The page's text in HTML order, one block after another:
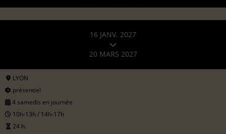
16 JANV. 2027
20 MARS 2027
LYON
présentiel
4 samedis en journée
10h-13h / 14h-17h
24 h.